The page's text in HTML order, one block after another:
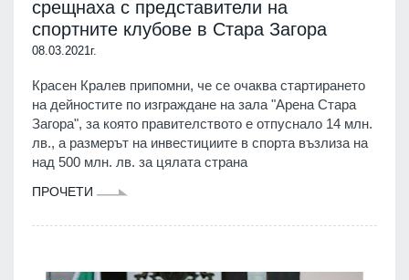
срещнаха с представители на
спортните клубове в Стара Загора
08.03.2021г.
Красен Кралев припомни, че се очаква стартирането
на дейностите по изграждане на зала "Арена Стара
Загора", за която правителството е отпуснало 14 млн.
лв., а размерът на инвестициите в спорта възлиза на
над 500 млн. лв. за цялата страна
ПРОЧЕТИ